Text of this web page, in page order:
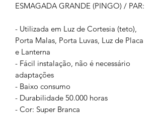
ESMAGADA GRANDE (PINGO) / PAR:
- Utilizada em Luz de Cortesia (teto),
Porta Malas, Porta Luvas, Luz de Placa
e Lanterna
- Fácil instalação, não é necessário
adaptações
- Baixo consumo
- Durabilidade 50.000 horas
- Cor: Super Branca